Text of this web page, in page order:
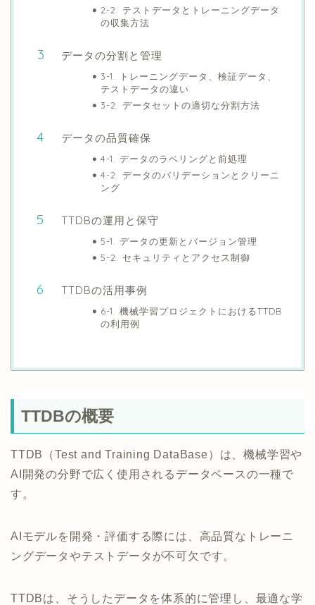
2-2. テストデータとトレーニングデータ
の収集方法
データの分割と管理
3-1. トレーニングデータ、検証データ、
テストデータの違い
3-2. データセットの適切な分割方法
データの品質確保
4-1. データのラベリングと前処理
4-2. データのバリデーションとクリーニ
ング
TTDBの運用と保守
5-1. データの更新とバージョン管理
5-2. セキュリティとアクセス制御
TTDBの活用事例
6-1. 機械学習プロジェクトにおけるTTDB
の利用例
TTDBの概要
TTDB（Test and Training DataBase）は、機械学習や
AI開発の分野で広く使用されるデータベースの一種で
す。
AIモデルを開発・評価する際には、高品質なトレーニ
ングデータやテストデータが不可欠です。
TTDBは、そうしたデータを体系的に管理し、最適な学